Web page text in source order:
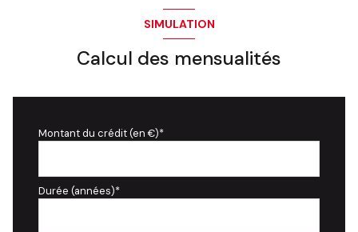
SIMULATION
Calcul des mensualités
Montant du crédit (en €)*
Durée (années)*